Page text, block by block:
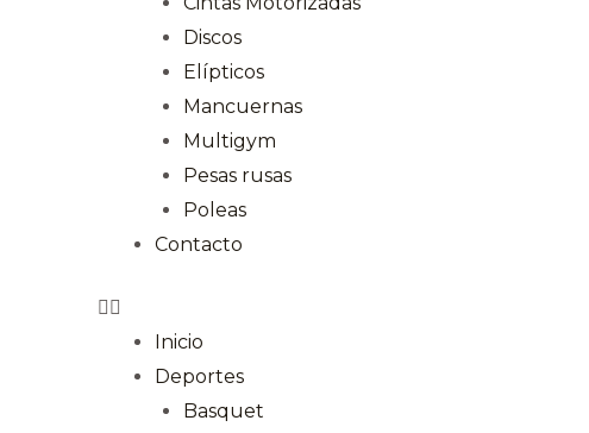
Discos
Elípticos
Mancuernas
Multigym
Pesas rusas
Poleas
Contacto
Inicio
Deportes
Basquet